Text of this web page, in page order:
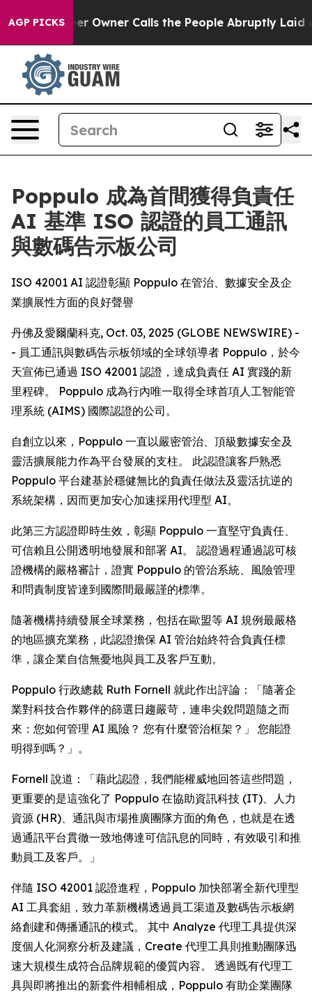
AGP PICKS Owner Calls the People Abruptly Laid off
Poppulo 成為首間獲得負責任
AI 基準 ISO 認證的員工通訊
與數碼告示板公司
ISO 42001 AI 認證彰顯 Poppulo 在管治、數據安全及企
業擴展性方面的良好聲譽
丹佛及愛爾蘭科克, Oct. 03, 2025 (GLOBE NEWSWIRE) -
- 員工通訊與數碼告示板領域的全球領導者 Poppulo，於今
天宣佈已通過 ISO 42001 認證，達成負責任 AI 實踐的新
里程碑。 Poppulo 成為行內唯一取得全球首項人工智能管
理系統 (AIMS) 國際認證的公司。
自創立以來，Poppulo 一直以嚴密管治、頂級數據安全及
靈活擴展能力作為平台發展的支柱。 此認證讓客戶熟悉
Poppulo 平台建基於穩健無比的負責任做法及靈活抗逆的
系統架構，因而更加安心加速採用代理型 AI。
此第三方認證即時生效，彰顯 Poppulo 一直堅守負責任、
可信賴且公開透明地發展和部署 AI。 認證過程通過認可核
證機構的嚴格審計，證實 Poppulo 的管治系統、風險管理
和問責制度皆達到國際間最嚴謹的標準。
隨著機構持續發展全球業務，包括在歐盟等 AI 規例最嚴格
的地區擴充業務，此認證擔保 AI 管治始終符合負責任標
準，讓企業自信無憂地與員工及客戶互動。
Poppulo 行政總裁 Ruth Fornell 就此作出評論：「隨著企
業對科技合作夥伴的篩選日趨嚴苛，連串尖銳問題隨之而
來：您如何管理 AI 風險？ 您有什麼管治框架？」 您能證
明得到嗎？」。
Fornell 說道：「藉此認證，我們能權威地回答這些問題，
更重要的是這強化了 Poppulo 在協助資訊科技 (IT)、人力
資源 (HR)、通訊與市場推廣團隊方面的角色，也就是在透
過通訊平台貫徹一致地傳達可信訊息的同時，有效吸引和推
動員工及客戶。」
伴隨 ISO 42001 認證進程，Poppulo 加快部署全新代理型
AI 工具套組，致力革新機構透過員工渠道及數碼告示板網
絡創建和傳播通訊的模式。 其中 Analyze 代理工具提供深
度個人化洞察分析及建議， Create 代理工具則推動團隊迅
速大規模生成符合品牌規範的優質內容。 透過既有代理工
具與即將推出的新套件相輔相成，Poppulo 有助企業團隊